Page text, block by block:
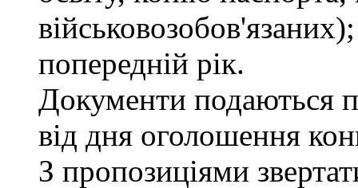
попередній рік.
Документи подаються
від дня оголошення
З пропозиціями